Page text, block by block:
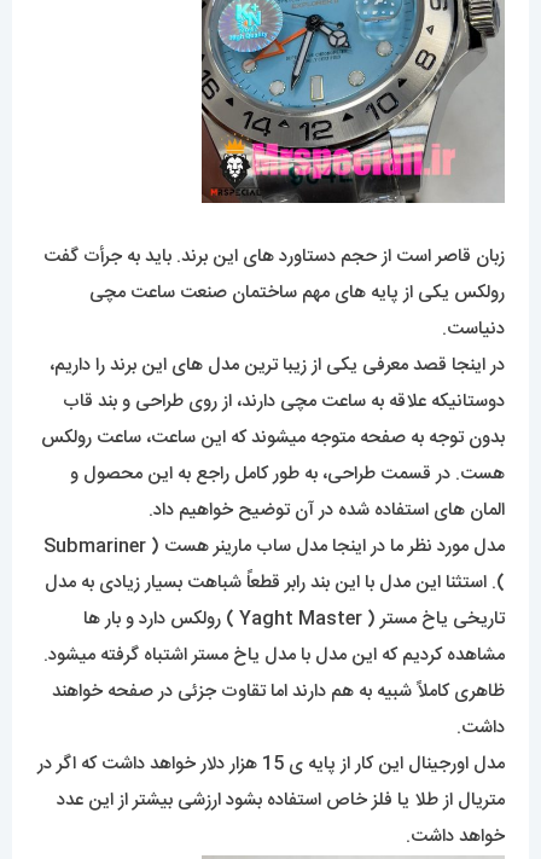
زبان قاصر است از حجم دستاورد های این برند. باید به جرأت گفت
رولکس یکی از پایه های مهم ساختمان صنعت ساعت مچی
دنیاست.
در اینجا قصد معرفی یکی از زیبا ترین مدل های این برند را داریم،
دوستانیکه علاقه به ساعت مچی دارند، از روی طراحی و بند قاب
بدون توجه به صفحه متوجه میشوند که این ساعت، ساعت رولکس
هست. در قسمت طراحی، به طور کامل راجع به این محصول و
المان های استفاده شده در آن توضیح خواهیم داد.
مدل مورد نظر ما در اینجا مدل ساب مارینر هست ( Submariner
). استثنا این مدل با این بند رابر قطعاً شباهت بسیار زیادی به مدل
تاریخی یاخ مستر ( Yaght Master ) رولکس دارد و بار ها
مشاهده کردیم که این مدل با مدل یاخ مستر اشتباه گرفته میشود.
ظاهری کاملاً شبیه به هم دارند اما تقاوت جزئی در صفحه خواهند
داشت.
مدل اورجینال این کار از پایه ی 15 هزار دلار خواهد داشت که اگر در
متریال از طلا یا فلز خاص استفاده بشود ارزشی بیشتر از این عدد
خواهد داشت.